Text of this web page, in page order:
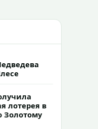
лотерея в
Золотому